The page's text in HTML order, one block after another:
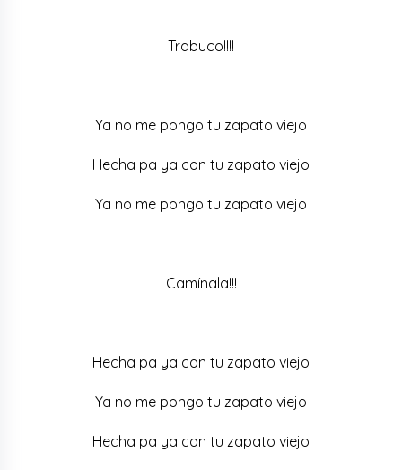
Trabuco!!!!
Ya no me pongo tu zapato viejo
Hecha pa ya con tu zapato viejo
Ya no me pongo tu zapato viejo
Camínala!!!
Hecha pa ya con tu zapato viejo
Ya no me pongo tu zapato viejo
Hecha pa ya con tu zapato viejo